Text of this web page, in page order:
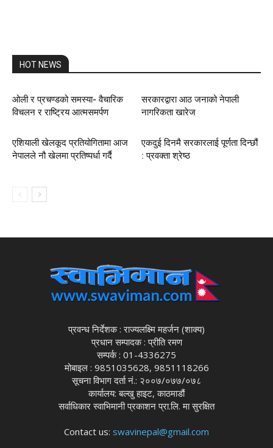
HOT NEWS
ओली र प्रचण्डको समस्या- वैचारिक
विचलन र राष्ट्रिय आत्मसमर्पण
सरकारद्वारा आठ जनाको नेपाली
नागरिकता खारेज
एशियाली खेलकूद प्रतियोगितामा आज
नेपालले नौ खेलमा प्रतिष्पर्धा गर्दै
एकदुई दिनमै सरकारलाई पूर्णता दिन्छौं
: प्रवक्ता श्रेष्ठ
प्रवन्ध निर्देशक : राज्यलक्ष्मि महर्जन (शाक्य)
प्रधान सम्पादक : प्रीति रमण
सम्पर्क : 01-4336275
मोबाइल : 9851035628, 9851118266
सूचना विभाग दर्ता नं.: २००७/०७७/०७८
कार्यालय: बल्खु हाइट, काठमाडौं
सर्वाधिकार स्वाभिमानी प्रकाशन प्रा.लि. मा सुरक्षित
Contact us: swavinepal@gmail.com